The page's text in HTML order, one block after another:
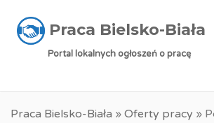
Praca Bielsko-Biała
Portal lokalnych ogłoszeń o pracę
Praca Bielsko-Biała » Oferty pracy »